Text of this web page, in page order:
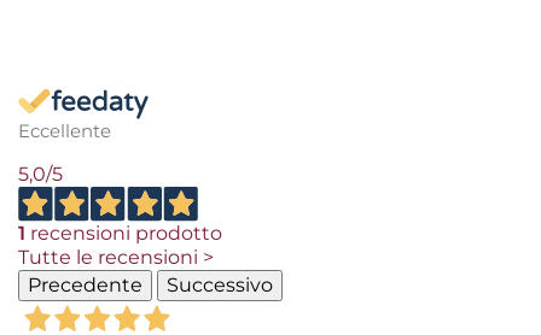
Eccellente
5,0/5
1 recensioni prodotto
Tutte le recensioni >
Precedente
Successivo